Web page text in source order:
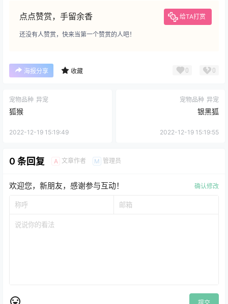
点点赞赏，手留余香 给TA打赏
还没有人赞赏，快来当第一个赞赏的人吧！
海报分享 收藏 0 0
宠物品种 异宠
狐猴
2022-12-19 15:19:49
宠物品种 异宠
银黑狐
2022-12-19 15:19:55
0 条回复 A 文章作者 M 管理员
欢迎您，新朋友，感谢参与互动！ 确认修改